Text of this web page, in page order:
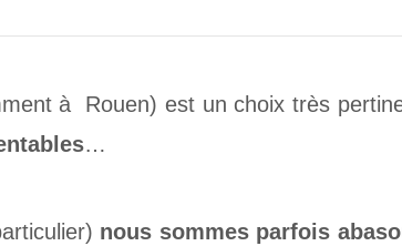
à Rouen) est un choix très
…
nous sommes parfois